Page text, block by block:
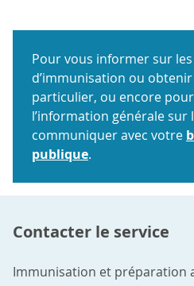
Pour vous informer sur
d’immunisation ou
particulier, ou encore
l’information générale sur
communiquer avec votre
publique.
Contacter le service
Immunisation et préparation